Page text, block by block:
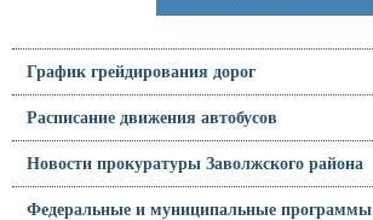
График грейдирования дорог
Расписание движения автобусов
Новости прокуратуры Заволжского района
Федеральные и муниципальные программы